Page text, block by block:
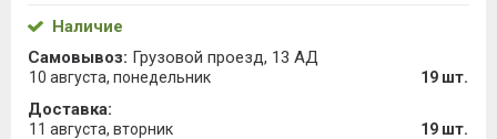
Наличие
Самовывоз: Грузовой проезд, 13 АД
10 августа, понедельник 19 шт.
Доставка:
11 августа, вторник 19 шт.